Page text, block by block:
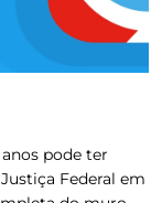
pode ter
Federal em